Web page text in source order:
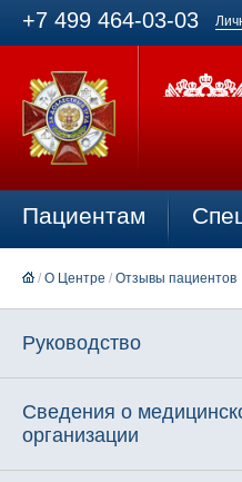
+7 499 464-03-03
Пациентам
/ О Центре / Отзывы пациентов
Руководство
Сведения о
организации